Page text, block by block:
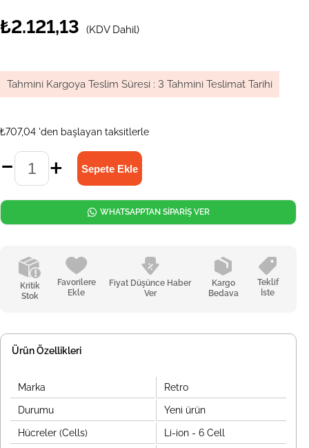
₺2.121,13 (KDV Dahil)
Tahmini Kargoya Teslim Süresi : 3 Tahmini Teslimat Tarihi
₺707,04 'den başlayan taksitlerle
Kritik
Stok
Favorilere
Ekle
Fiyat Düşünce Haber
Ver
Kargo
Bedava
Teklif
İste
WHATSAPPTAN SİPARİŞ VER
Ürün Özellikleri
Marka Retro
Durumu Yeni ürün
Hücreler (Cells) Li-ion - 6 Cell